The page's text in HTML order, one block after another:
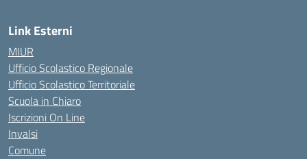
Link Esterni
MIUR
Ufficio Scolastico Regionale
Ufficio Scolastico Territoriale
Scuola in Chiaro
Iscrizioni On Line
Invalsi
Comune